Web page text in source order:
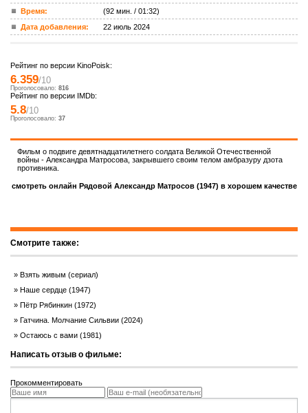
Время:
(92 мин. / 01:32)
Дата добавления:
22 июль 2024
Рейтинг по версии KinoPoisk:
6.359/10
Проголосовало: 816
Рейтинг по версии IMDb:
5.8/10
Проголосовало: 37
Фильм о подвиге девятнадцатилетнего солдата Великой Отечественной
войны - Александра Матросова, закрывшего своим телом амбразуру дзота
противника.
смотреть онлайн Рядовой Александр Матросов (1947) в хорошем качестве
Смотрите также:
Взять живым (сериал)
Наше сердце (1947)
Пётр Рябинкин (1972)
Гатчина. Молчание Сильвии (2024)
Остаюсь с вами (1981)
Написать отзыв о фильме:
Прокомментировать